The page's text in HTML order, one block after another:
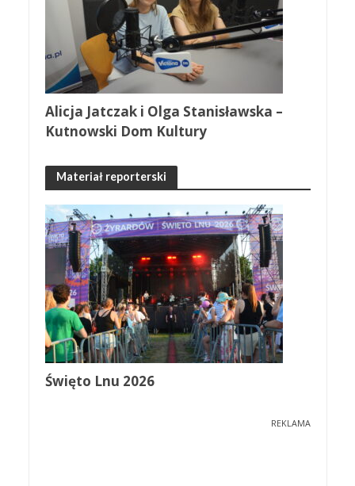
Alicja Jatczak i Olga Stanisławska –
Kutnowski Dom Kultury
Materiał reporterski
Święto Lnu 2026
REKLAMA